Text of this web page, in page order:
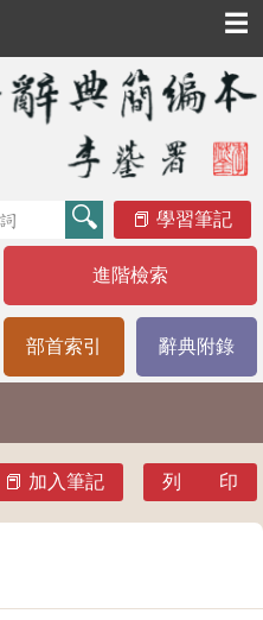
☰
學習筆記
進階檢索
部首索引 辭典附錄
加入筆記 列 印